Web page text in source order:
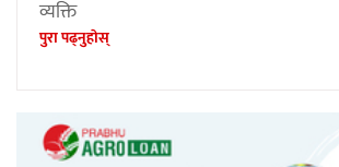
व्यक्ति
पुरा पढ्नुहाेस्